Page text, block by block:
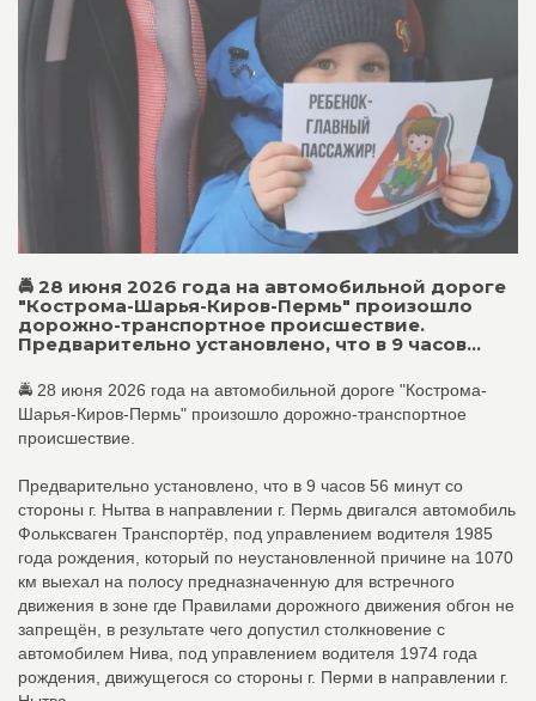
🚔 28 июня 2026 года на автомобильной дороге
"Кострома-Шарья-Киров-Пермь" произошло
дорожно-транспортное происшествие.
Предварительно установлено, что в 9 часов...
🚔 28 июня 2026 года на автомобильной дороге "Кострома-
Шарья-Киров-Пермь" произошло дорожно-транспортное
происшествие.
Предварительно установлено, что в 9 часов 56 минут со
стороны г. Нытва в направлении г. Пермь двигался автомобиль
Фольксваген Транспортёр, под управлением водителя 1985
года рождения, который по неустановленной причине на 1070
км выехал на полосу предназначенную для встречного
движения в зоне где Правилами дорожного движения обгон не
запрещён, в результате чего допустил столкновение с
автомобилем Нива, под управлением водителя 1974 года
рождения, движущегося со стороны г. Перми в направлении г.